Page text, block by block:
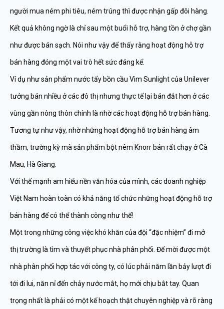
người mua ném phi tiêu, ném trúng thì được nhận gấp đôi hàng.
Kết quả không ngờ là chỉ sau một buổi hỗ trợ, hàng tồn ở chợ gần
như được bán sạch. Nói như vậy để thấy rằng hoạt động hỗ trợ
bán hàng đóng một vai trò hết sức đáng kể.
Ví dụ như sản phẩm nước tẩy bồn cầu Vim Sunlight của Unilever
tưởng bán nhiều ở các đô thị nhưng thực tế lại bán đắt hơn ở các
vùng gần nông thôn chính là nhờ các hoạt động hỗ trợ bán hàng.
Tương tự như vậy, nhờ những hoạt động hỗ trợ bán hàng âm
thầm, trường kỳ mà sản phẩm bột nêm Knorr bán rất chạy ở Cà
Mau, Hà Giang.
Với thế mạnh am hiểu nền văn hóa của mình, các doanh nghiệp
Việt Nam hoàn toàn có khả năng tổ chức những hoạt động hỗ trợ
bán hàng để có thể thành công như thế!
Một trong những công việc khó khăn của đội “đặc nhiệm” đi mở
thị trường là tìm và thuyết phục nhà phân phối. Để mời được một
nhà phân phối hợp tác với công ty, có lúc phải năm lần bảy lượt đi
tới đi lui, năn nỉ đến chảy nước mắt, họ mới chịu bắt tay. Quan
trọng nhất là phải có một kế hoạch thật chuyên nghiệp và rõ ràng